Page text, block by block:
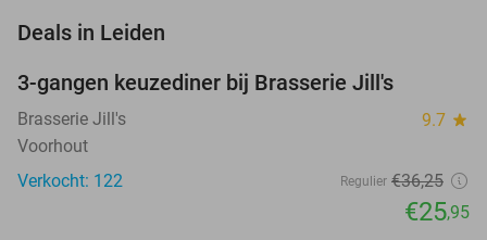
Deals in Leiden
3-gangen keuzediner bij Brasserie Jill's
Brasserie Jill's 9.7 star
Voorhout
Verkocht: 122
Regulier €36,25
€25,95